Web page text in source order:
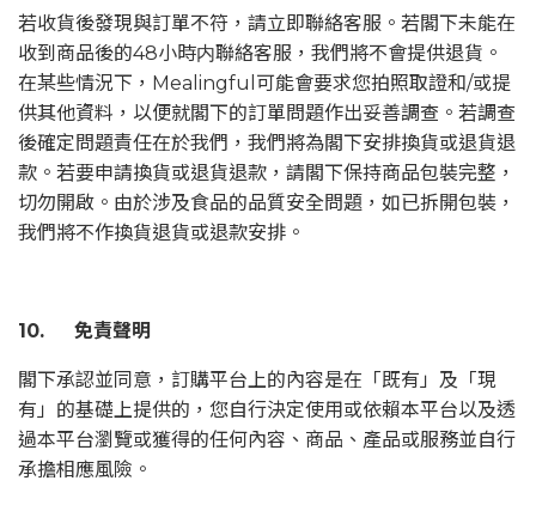
若收貨後發現與訂單不符，請立即聯絡客服。若閣下未能在
收到商品後的48小時内聯絡客服，我們將不會提供退貨。
在某些情況下，Mealingful可能會要求您拍照取證和/或提
供其他資料，以便就閣下的訂單問題作出妥善調查。若調查
後確定問題責任在於我們，我們將為閣下安排換貨或退貨退
款。若要申請換貨或退貨退款，請閣下保持商品包裝完整，
切勿開啟。由於涉及食品的品質安全問題，如已拆開包裝，
我們將不作換貨退貨或退款安排。
10. 免責聲明
閣下承認並同意，訂購平台上的內容是在「既有」及「現
有」的基礎上提供的，您自行決定使用或依賴本平台以及透
過本平台瀏覽或獲得的任何內容、商品、產品或服務並自行
承擔相應風險。